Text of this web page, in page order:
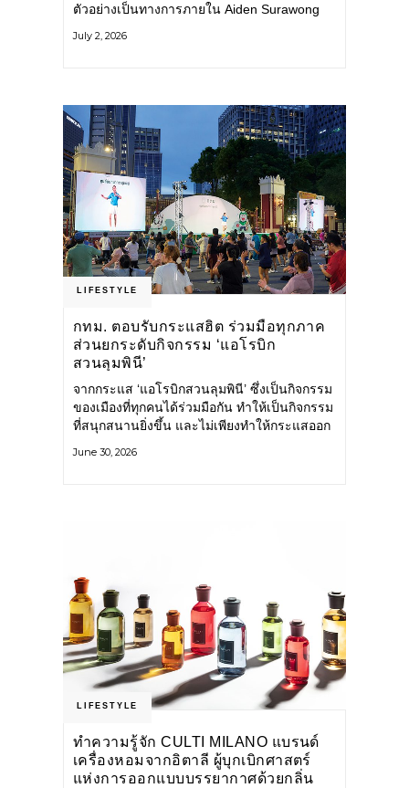
ตัวอย่างเป็นทางการภายใน Aiden Surawong
ของเมืองใหญ่ มาสัมผัสประสบการณ์การพักผ่อน
July 2, 2026
LIFESTYLE
กทม. ตอบรับกระแสฮิต ร่วมมือทุกภาค
ส่วนยกระดับกิจกรรม ‘แอโรบิก
สวนลุมพินี’
จากกระแส ‘แอโรบิกสวนลุมพินี’ ซึ่งเป็นกิจกรรม
ของเมืองที่ทุกคนได้ร่วมมือกัน ทำให้เป็นกิจกรรม
ที่สนุกสนานยิ่งขึ้น และไม่เพียงทำให้กระแสออก
กระจายไปยังหลายพื้นที่ของประเทศที่อยากออก
June 30, 2026
LIFESTYLE
ทำความรู้จัก CULTI MILANO แบรนด์
เครื่องหอมจากอิตาลี ผู้บุกเบิกศาสตร์
แห่งการออกแบบบรรยากาศด้วยกลิ่น